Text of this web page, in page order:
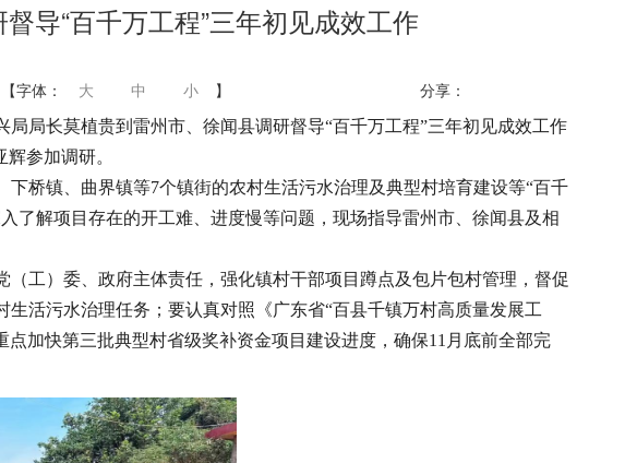
导“百千万工程”三年初见成效工作
【字体： 大 中 小 】 分享：
局长莫植贵到雷州市、徐闻县调研督导“百千万工程”三年初见成效工作
参加调研。
桥镇、曲界镇等7个镇街的农村生活污水治理及典型村培育建设等“百千
了解项目存在的开工难、进度慢等问题，现场指导雷州市、徐闻县及相
工）委、政府主体责任，强化镇村干部项目蹲点及包片包村管理，督促
活污水治理任务；要认真对照《广东省“百县千镇万村高质量发展工
加快第三批典型村省级奖补资金项目建设进度，确保11月底前全部完